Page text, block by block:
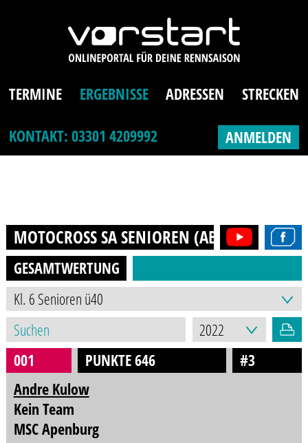
TERMINE ERGEBNISSE ADRESSEN
STRECKEN
KONTAKT: 03301 4209992
ANMELDEN
MOTOCROSS SA SENIOREN (AB 40J.) 2022
GESAMTWERTUNG
001 PUNKTE 646
#3
Andre Kulow
Kein Team
MSC Apenburg